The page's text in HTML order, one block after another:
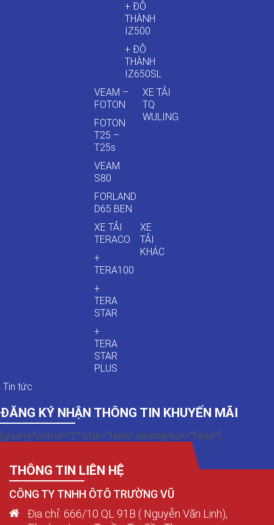
+ ĐÔ
THÀNH
IZ500
+ ĐÔ
THÀNH
IZ650SL
VEAM –
FOTON
FOTON
T25 –
T25s
VEAM
S80
FORLAND
D65 BEN
XE TẢI
TQ
WULING
XE TẢI
TERACO
+
TERA100
+
TERA
STAR
+
TERA
STAR
PLUS
XE
TẢI
KHÁC
Tin tức
ĐĂNG KÝ NHẬN THÔNG TIN KHUYẾN MÃI
[gravityform id="2" title="false" description="false"]
THÔNG TIN LIÊN HỆ
CÔNG TY TNHH ÔTÔ TRƯỜNG VŨ
Địa chỉ: 666/10 QL 91B ( Nguyễn Văn Linh),